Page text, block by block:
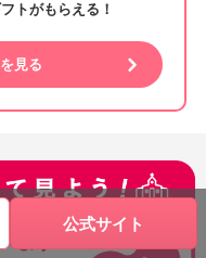
公式サイト
トがもらえる！
見る